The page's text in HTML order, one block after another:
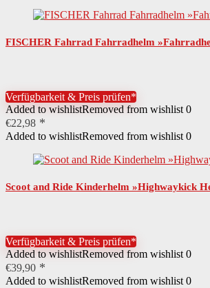
FISCHER Fahrrad Fahrradhelm
Verfügbarkeit & Preis prüfen*
Added to wishlistRemoved from wishlist 0
€22,98
Added to wishlistRemoved from wishlist 0
Scoot and Ride Kinderhelm »Highwaykick
Verfügbarkeit & Preis prüfen*
Added to wishlistRemoved from wishlist 0
€39,90
Added to wishlistRemoved from wishlist 0